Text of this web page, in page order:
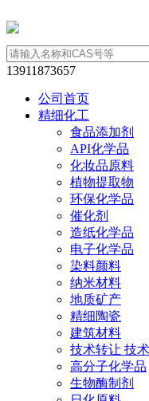
13911873657
公司首页
精细化工
食品添加剂
API化学品
化妆品原料
植物提取物
环保化学品
催化剂
造纸化学品
电子化学品
染料颜料
纳米材料
地质矿产
精细陶瓷
建筑材料
技术转让 技
高分子化学品
生物酶制剂